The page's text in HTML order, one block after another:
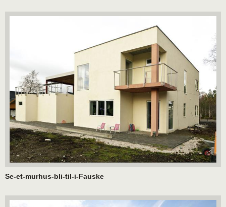
Se-et-murhus-bli-til-i-Fauske